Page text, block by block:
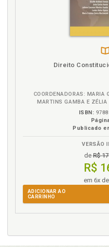
Direito
COORDENADORAS: MARIA
MARTINS GAMBA E
ISBN:
Publicado
VERSÃO
deR$
R$
em 6x
ADICIONAR AO
CARRINHO